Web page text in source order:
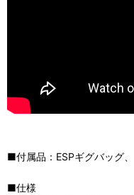
■付属品：ESPギグバッグ
■仕様